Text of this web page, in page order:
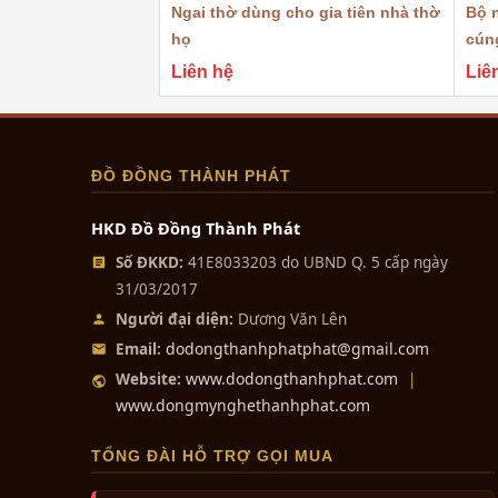
Ý nghĩa sâu sắc của bài vị
Thờ phụng Cửu Huyền Thất Tổ
từ lâu đã trở
khảm tam khí tại vị trí trang trọng nhất trên
Giải nghĩa cụm từ "Cửu Huyền
Để thấu hiểu hết giá trị của bốn chữ đại tự
nghĩa rộng và siêu thoát hơn:
Cửu Huyền (九玄):
"Cửu" không chỉ là
sự ảo diệu, sâu xa, huyền hoặc. Như vậy,
đang ngự trị. Trong trường hợp này,
vàn tổ tiên trong cõi sâu xa đang dõi theo
Sự giao thoa văn hóa:"Cửu Huyền
ngữ "Thất Tổ" của Đạo Nho và "Cửu
Nhất, Đạo Phật đã tiếp nhận và đưa tổ
Ngai thờ dùng cho gia tiên nhà thờ
họ
Liên hệ
Bộ
ĐỒ ĐỒNG THÀNH PHÁT
HKD Đồ Đồng Thành Phát
Số ĐKKD: 41E8033203 do UBND Q. 5 cấp ngày
31/03/2017
Người đại diện: Dương Văn Lên
Email: dodongthanhphatphat@gmail.com
Website: www.dodongthanhphat.com
www.dongmynghethanhphat.com
TỔNG ĐÀI HỖ TRỢ GỌI MUA